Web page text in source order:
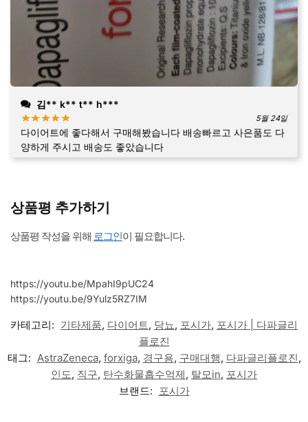
김** k** t** h***
5월 24일
다이어트에 좋다해서 구매해봤습니다 배송빠르고 사은품도 다
양하게 주시고 배송도 좋았습니다
상품평 추가하기
상품평 작성을 위해 로그인이 필요합니다.
https://youtu.be/MpahI9pUC24
https://youtu.be/9Yulz5RZ7IM
카테고리: 기타제품, 다이어트, 당뇨, 포시가, 포시가 | 다파글리
플로진
태그: AstraZeneca, forxiga, 경구용, 구매대행, 다파글리플로진,
인도, 직구, 탄수화물흡수억제, 탈모in, 포시가
브랜드: 포시가